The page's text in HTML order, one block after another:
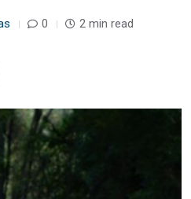
0 2 min read